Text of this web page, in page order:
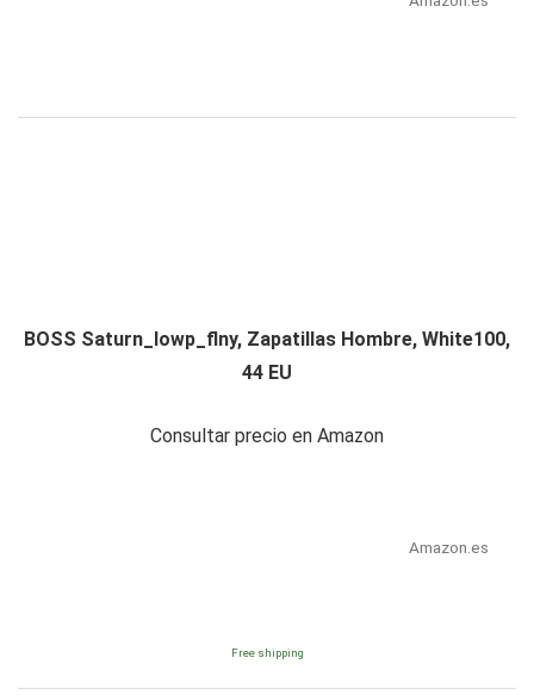
BOSS Saturn_lowp_flny, Zapatillas Hombre, White100,
44 EU
Consultar precio en Amazon
Amazon.es
Free shipping